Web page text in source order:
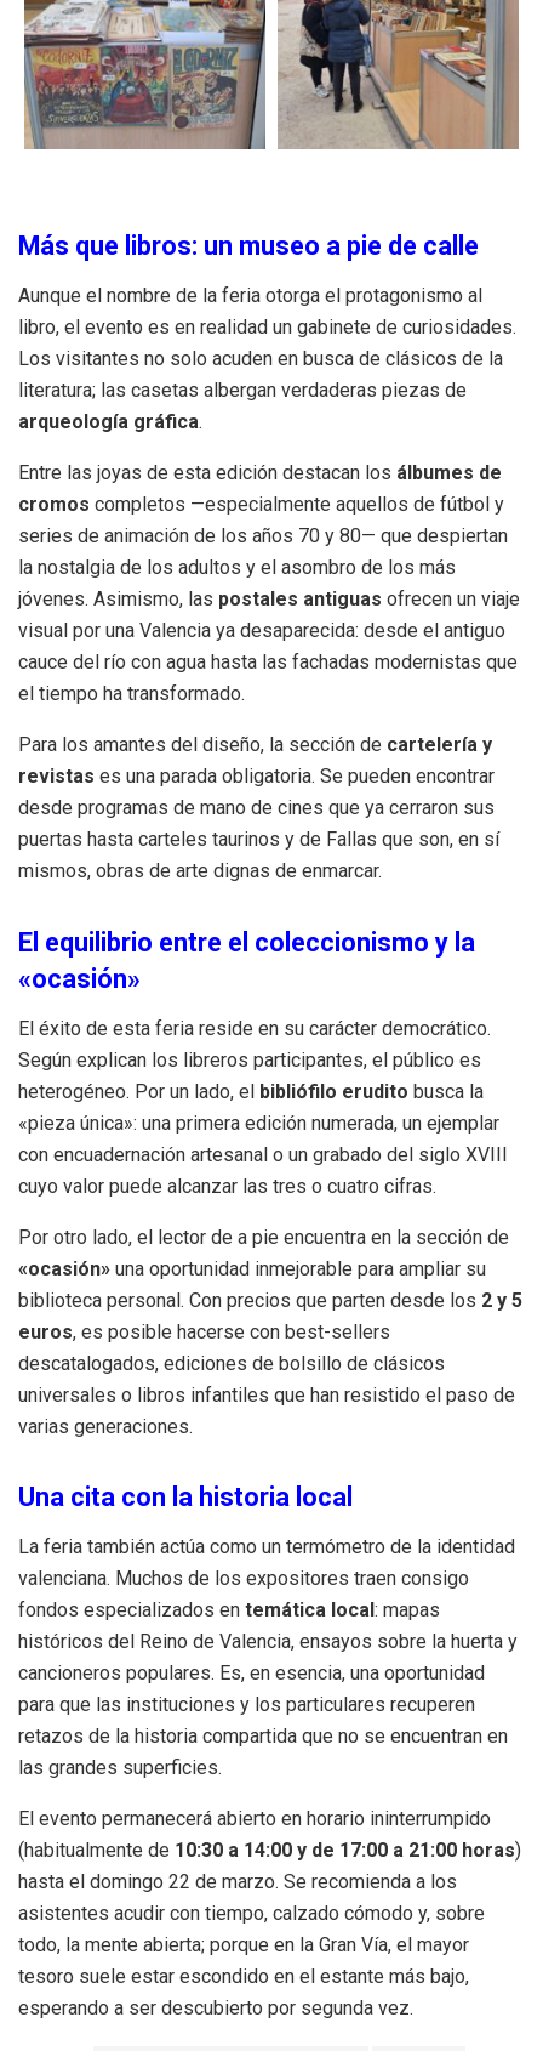
Más que libros: un museo a pie de calle
Aunque el nombre de la feria otorga el protagonismo al
libro, el evento es en realidad un gabinete de curiosidades.
Los visitantes no solo acuden en busca de clásicos de la
literatura; las casetas albergan verdaderas piezas de
arqueología gráfica.
Entre las joyas de esta edición destacan los álbumes de
cromos completos —especialmente aquellos de fútbol y
series de animación de los años 70 y 80— que despiertan
la nostalgia de los adultos y el asombro de los más
jóvenes. Asimismo, las postales antiguas ofrecen un viaje
visual por una Valencia ya desaparecida: desde el antiguo
cauce del río con agua hasta las fachadas modernistas que
el tiempo ha transformado.
Para los amantes del diseño, la sección de cartelería y
revistas es una parada obligatoria. Se pueden encontrar
desde programas de mano de cines que ya cerraron sus
puertas hasta carteles taurinos y de Fallas que son, en sí
mismos, obras de arte dignas de enmarcar.
El equilibrio entre el coleccionismo y la
«ocasión»
El éxito de esta feria reside en su carácter democrático.
Según explican los libreros participantes, el público es
heterogéneo. Por un lado, el bibliófilo erudito busca la
«pieza única»: una primera edición numerada, un ejemplar
con encuadernación artesanal o un grabado del siglo XVIII
cuyo valor puede alcanzar las tres o cuatro cifras.
Por otro lado, el lector de a pie encuentra en la sección de
«ocasión» una oportunidad inmejorable para ampliar su
biblioteca personal. Con precios que parten desde los 2 y 5
euros, es posible hacerse con best-sellers
descatalogados, ediciones de bolsillo de clásicos
universales o libros infantiles que han resistido el paso de
varias generaciones.
Una cita con la historia local
La feria también actúa como un termómetro de la identidad
valenciana. Muchos de los expositores traen consigo
fondos especializados en temática local: mapas
históricos del Reino de Valencia, ensayos sobre la huerta y
cancioneros populares. Es, en esencia, una oportunidad
para que las instituciones y los particulares recuperen
retazos de la historia compartida que no se encuentran en
las grandes superficies.
El evento permanecerá abierto en horario ininterrumpido
(habitualmente de 10:30 a 14:00 y de 17:00 a 21:00 horas)
hasta el domingo 22 de marzo. Se recomienda a los
asistentes acudir con tiempo, calzado cómodo y, sobre
todo, la mente abierta; porque en la Gran Vía, el mayor
tesoro suele estar escondido en el estante más bajo,
esperando a ser descubierto por segunda vez.